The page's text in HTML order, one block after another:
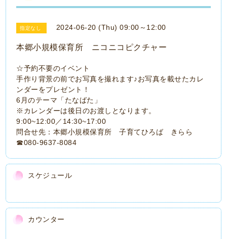
指定なし 2024-06-20 (Thu) 09:00～12:00
本郷小規模保育所 ニコニコピクチャー
☆予約不要のイベント
手作り背景の前でお写真を撮れます♪お写真を載せたカレ
ンダーをプレゼント！
6月のテーマ「たなばた」
※カレンダーは後日のお渡しとなります。
9:00~12:00／14:30~17:00
問合せ先：本郷小規模保育所 子育てひろば きらら
☎080-9637-8084
スケジュール
カウンター